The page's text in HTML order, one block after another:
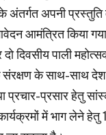
अंतर्गत अपनी
आमंत्रित किया
दो दिवसीय पाली
के साथ-साथ देश
प्रचार-प्रसार हेतु
में भाग लेने